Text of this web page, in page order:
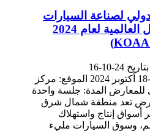
لصناعة السيارات
وتكنولوجيا النقل العالمية لعام 2024
10-16
وقت المعرض: 16-18 أكتوبر 2024 الموقع: مركز
للمعارض المدة: جلسة واحدة
تعد منطقة شمال شرق
أسواق إنتاج واستهلاك
وسوق السيارات مليء